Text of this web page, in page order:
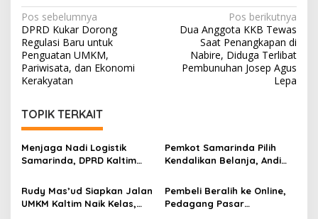
Navigasi
pos
Pos sebelumnya
DPRD Kukar Dorong
Regulasi Baru untuk
Penguatan UMKM,
Pariwisata, dan Ekonomi
Kerakyatan
Pos berikutnya
Dua Anggota KKB Tewas
Saat Penangkapan di
Nabire, Diduga Terlibat
Pembunuhan Josep Agus
Lepa
TOPIK TERKAIT
Menjaga Nadi Logistik
Samarinda, DPRD Kaltim
Mahulu
Pemkot Samarinda Pilih
Kendalikan Belanja, Andi
Penting daripada Berutang
Rudy Mas’ud Siapkan Jalan
UMKM Kaltim Naik Kelas,
Pembeli Beralih ke Online,
Pedagang Pasar